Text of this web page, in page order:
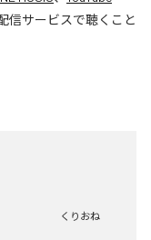
信サービスで聴くこと
くりおね